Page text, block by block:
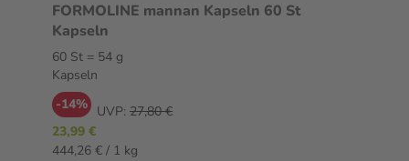
FORMOLINE mannan Kapseln 60 St
Kapseln
60 St = 54 g
Kapseln
-14% UVP: 27,80 €
23,99 €
444,26 € / 1 kg